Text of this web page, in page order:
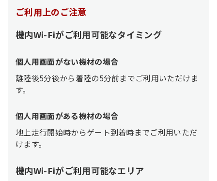
ご利用上のご注意
機内Wi-Fiがご利用可能なタイミング
個人用画面がない機材の場合
離陸後5分後から着陸の5分前までご利用いただけま
す。
個人用画面がある機材の場合
地上走行開始時からゲート到着時までご利用いただ
けます。
機内Wi-Fiがご利用可能なエリア